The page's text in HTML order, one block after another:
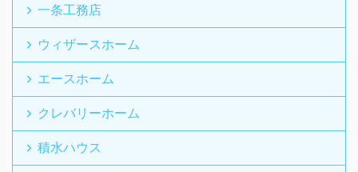
一条工務店
ウィザースホーム
エースホーム
クレバリーホーム
積水ハウス